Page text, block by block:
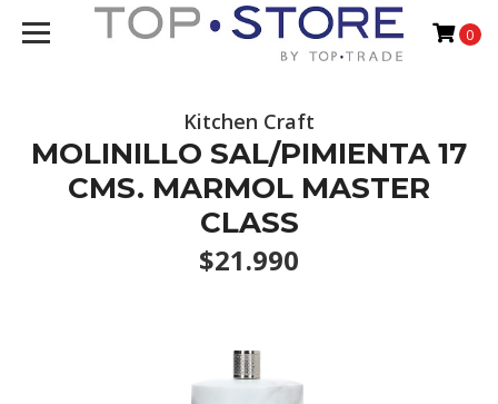
0
Kitchen Craft
MOLINILLO SAL/PIMIENTA 17
CMS. MARMOL MASTER
CLASS
$21.990